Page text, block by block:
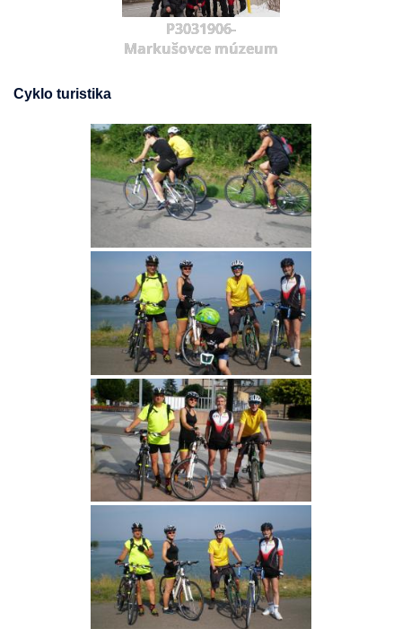
P3031906-
Markušovce múzeum
Cyklo turistika